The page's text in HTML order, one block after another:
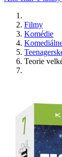
Filmy
Komédie
Teorie